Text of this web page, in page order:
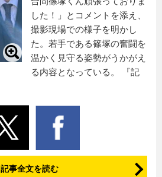
した！」とコメントを添え、
撮影現場での様子を明かし
た。若手である篠塚の奮闘を
温かく見守る姿勢がうかがえ
る内容となっている。 『記
記事全文を読む